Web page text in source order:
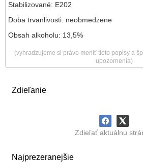
Zdieľanie
Zdieľať aktuálnu
Najprezeranejšie
Stabilizované: E202
Doba trvanlivosti: neobmedzene
Obsah alkoholu: 13,5%
(vyhradzujeme si právo meniť tieto popisy a
upozornenia)